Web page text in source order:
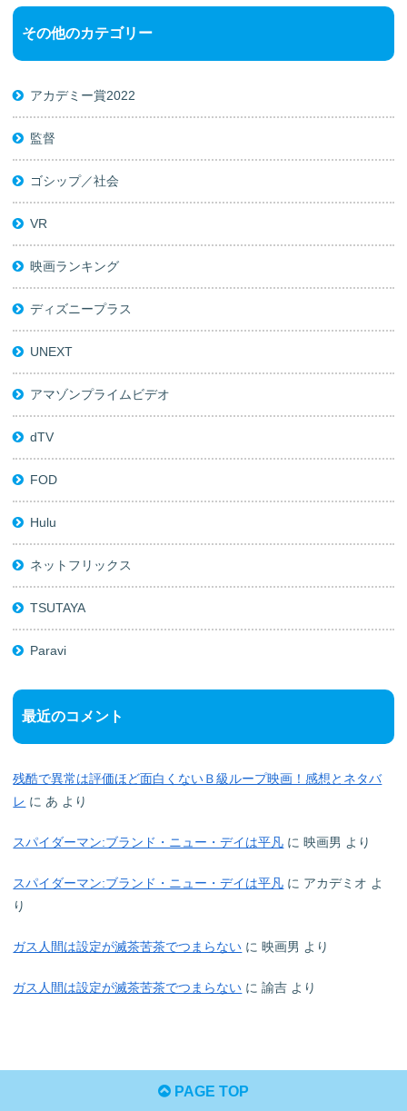
その他のカテゴリー
アカデミー賞2022
監督
ゴシップ／社会
VR
映画ランキング
ディズニープラス
UNEXT
アマゾンプライムビデオ
dTV
FOD
Hulu
ネットフリックス
TSUTAYA
Paravi
最近のコメント
残酷で異常は評価ほど面白くないＢ級ループ映画！感想とネタバ
レ に あ より
スパイダーマン:ブランド・ニュー・デイは平凡 に映画男 より
スパイダーマン:ブランド・ニュー・デイは平凡 に アカデミオ よ
り
ガス人間は設定が滅茶苦茶でつまらない に映画男 より
ガス人間は設定が滅茶苦茶でつまらない に諭吉 より
PAGE TOP